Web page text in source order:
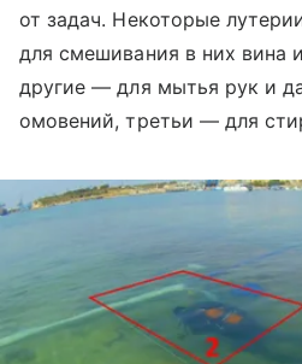
от задач. Некоторые
для смешивания в них вина
другие — для мытья рук и
омовений, третьи — для